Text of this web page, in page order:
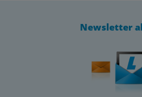
Newsletter